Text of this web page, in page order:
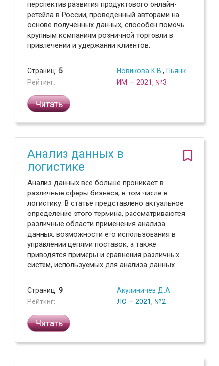
перспектив развития продуктового онлайн-
ретейла в России, проведенный авторами на
основе полученных данных, способен помочь
крупным компаниям розничной торговли в
привлечении и удержании клиентов.
Страниц: 5
Рейтинг:
Новикова К.В. , Пьянков В.В.
ИМ — 2021, №3
Читать
Анализ данных в
логистике
Анализ данных все больше проникает в
различные сферы бизнеса, в том числе в
логистику. В статье представлено актуальное
определение этого термина, рассматриваются
различные области применения анализа
данных, возможности его использования в
управлении цепями поставок, а также
приводятся примеры и сравнения различных
систем, используемых для анализа данных.
Страниц: 9
Рейтинг:
Акулиничев Д.А.
ЛС — 2021, №2
Читать